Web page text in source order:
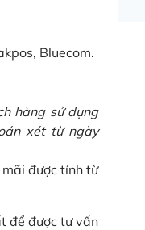
Bluecom.
hàng sử dụng
xét từ ngày
được tính từ
để được tư vấn